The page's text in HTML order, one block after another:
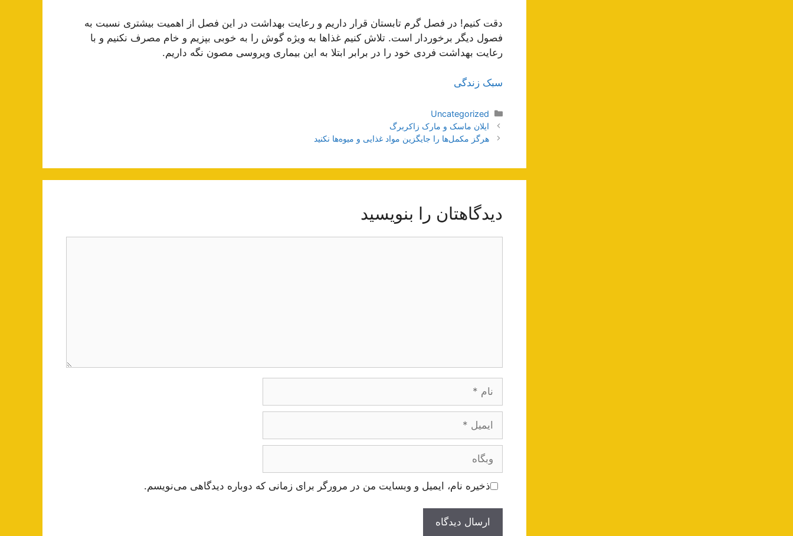
دقت کنیم! در فصل گرم تابستان قرار داریم و رعایت بهداشت در این فصل از اهمیت بیشتری نسبت به
فصول دیگر برخوردار است. تلاش کنیم غذا‌ها به ویژه گوش را به خوبی ب‍پزیم و خام مصرف نکنیم و با
رعایت بهداشت فردی خود را در برابر ابتلا به این بیماری ویروسی مصون نگه داریم.
سبک زندگی
دسته‌ها
Uncategorized
ناوبری
نوشته‌ها
ایلان ماسک و مارک زاکربرگ
هرگز مکمل‌ها را جایگزین مواد غذایی و میوه‌ها نکنید
دیدگاهتان را بنویسید
وبگاه
ذخیره نام، ایمیل و وبسایت من در مرورگر برای زمانی که دوباره دیدگاهی می‌نویسم.